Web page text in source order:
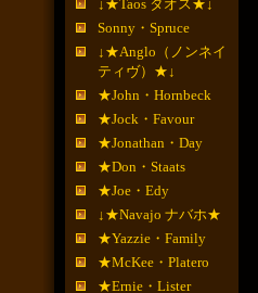
↓★Taos タオス★↓
Sonny・Spruce
↓★Anglo（ノンネイ
ティヴ）★↓
★John・Hornbeck
★Jock・Favour
★Jonathan・Day
★Don・Staats
★Joe・Edy
↓★Navajo ナバホ★
★Yazzie・Family
★McKee・Platero
★Ernie・Lister